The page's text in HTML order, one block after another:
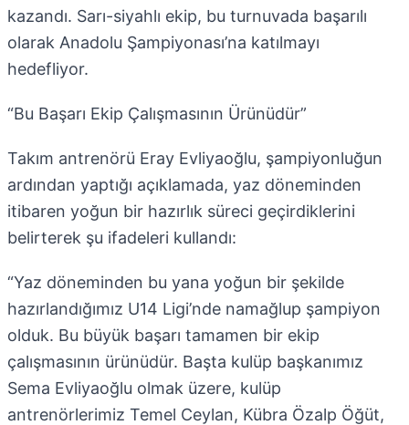
kazandı. Sarı-siyahlı ekip, bu turnuvada başarılı
olarak Anadolu Şampiyonası’na katılmayı
hedefliyor.
“Bu Başarı Ekip Çalışmasının Ürünüdür”
Takım antrenörü Eray Evliyaoğlu, şampiyonluğun
ardından yaptığı açıklamada, yaz döneminden
itibaren yoğun bir hazırlık süreci geçirdiklerini
belirterek şu ifadeleri kullandı:
“Yaz döneminden bu yana yoğun bir şekilde
hazırlandığımız U14 Ligi’nde namağlup şampiyon
olduk. Bu büyük başarı tamamen bir ekip
çalışmasının ürünüdür. Başta kulüp başkanımız
Sema Evliyaoğlu olmak üzere, kulüp
antrenörlerimiz Temel Ceylan, Kübra Özalp Öğüt,